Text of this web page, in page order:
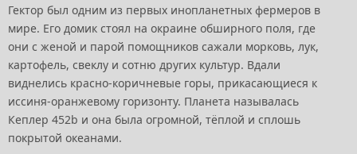
Гектор был одним из первых инопланетных фермеров в
мире. Его домик стоял на окраине обширного поля, где
они с женой и парой помощников сажали морковь, лук,
картофель, свеклу и сотню других культур. Вдали
виднелись красно-коричневые горы, прикасающиеся к
иссиня-оранжевому горизонту. Планета называлась
Кеплер 452b и она была огромной, тёплой и сплошь
покрытой океанами.